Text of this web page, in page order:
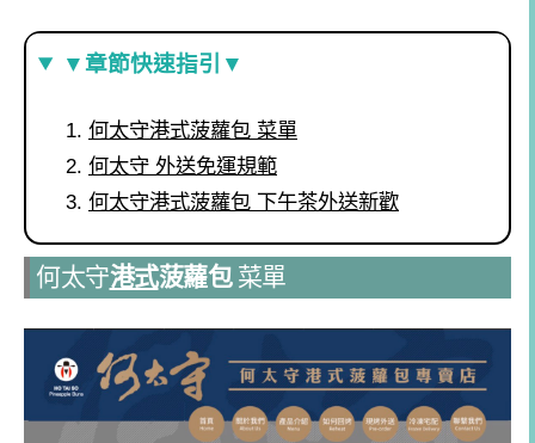
▼章節快速指引▼
何太守港式菠蘿包 菜單
何太守 外送免運規範
何太守港式菠蘿包 下午茶外送新歡
何太守港式菠蘿包菜單